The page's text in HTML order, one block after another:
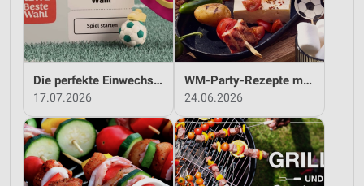
Die perfekte Einwechslung: Dein Fan-Bonus!*
17.07.2026
WM-Party-Rezepte mit REWE!
24.06.2026